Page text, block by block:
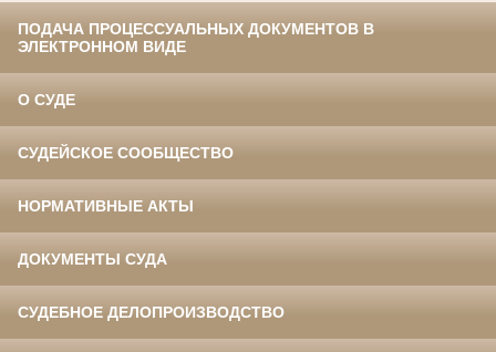
ПОДАЧА ПРОЦЕССУАЛЬНЫХ ДОКУМЕНТОВ В
ЭЛЕКТРОННОМ ВИДЕ
О СУДЕ
СУДЕЙСКОЕ СООБЩЕСТВО
НОРМАТИВНЫЕ АКТЫ
ДОКУМЕНТЫ СУДА
СУДЕБНОЕ ДЕЛОПРОИЗВОДСТВО